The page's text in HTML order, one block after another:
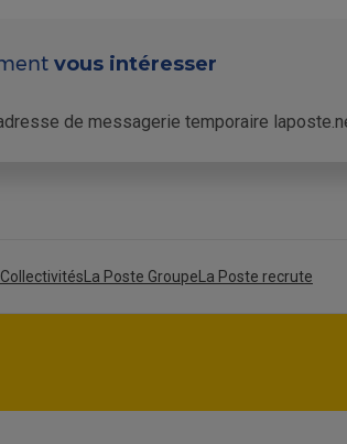
vous intéresser
de messagerie temporaire
Identité Numérique La Poste activée,
et fonctionnelle.
d’une
La Poste GroupeLa Poste recrute